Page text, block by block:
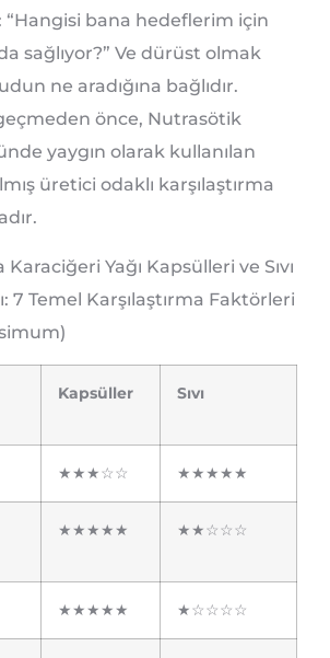
“Hangisi bana hedeflerim için
sağlıyor?” Ve dürüst olmak
ne aradığına bağlıdır.
önce, Nutrasötik
yaygın olarak kullanılan
üretici odaklı karşılaştırma
Yağı Kapsülleri ve Sıvı
7 Temel Karşılaştırma Faktörleri
Kapsüller Sıvı
★★★☆☆ ★★★★★
★★★★★ ★★☆☆☆
★★★★★ ★☆☆☆☆